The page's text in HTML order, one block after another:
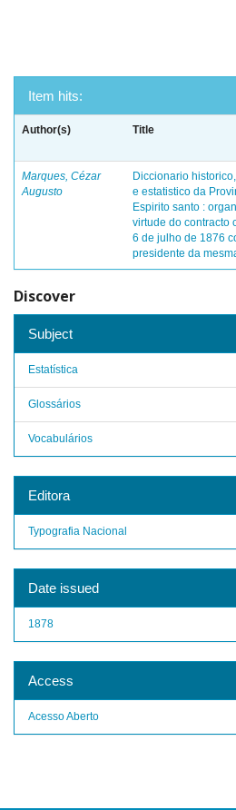
Item hits:
Author(s) Title
Marques, Cézar
Augusto
Diccionario
e estatistico da
Espirito santo :
virtude do contracto
6 de julho de 1876
presidente da
Discover
Subject
Estatística
Glossários
Vocabulários
Editora
Typografia Nacional
Date issued
1878
Access
Acesso Aberto